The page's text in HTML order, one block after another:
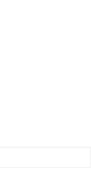
/
intégrée!